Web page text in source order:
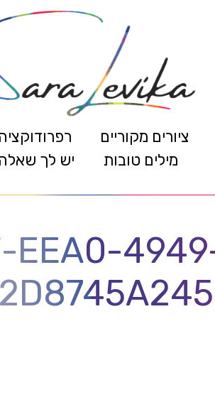
ציורים מקוריים
מילים טובות
יש לך
EEA0-